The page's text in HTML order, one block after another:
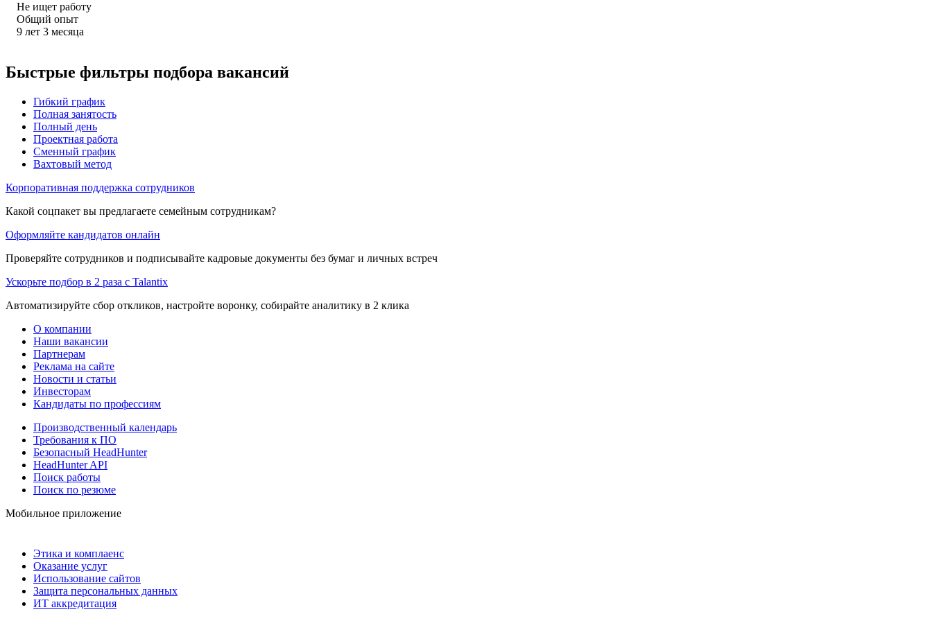
Не ищет работу
Общий опыт
9 лет 3 месяца
Быстрые фильтры подбора вакансий
Гибкий график
Полная занятость
Полный день
Проектная работа
Сменный график
Вахтовый метод
Корпоративная поддержка сотрудников
Какой соцпакет вы предлагаете семейным сотрудникам?
Оформляйте кандидатов онлайн
Проверяйте сотрудников и подписывайте кадровые документы без бумаг и личных встреч
Ускорьте подбор в 2 раза с Talantix
Автоматизируйте сбор откликов, настройте воронку, собирайте аналитику в 2 клика
О компании
Наши вакансии
Партнерам
Реклама на сайте
Новости и статьи
Инвесторам
Кандидаты по профессиям
Производственный календарь
Требования к ПО
Безопасный HeadHunter
HeadHunter API
Поиск работы
Поиск по резюме
Мобильное приложение
Этика и комплаенс
Оказание услуг
Использование сайтов
Защита персональных данных
ИТ аккредитация